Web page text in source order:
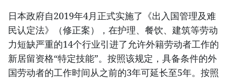
日本政府自2019年4月正式实施了《出入国管理及难
民认定法》（修正案），在护理、餐饮、建筑等劳动
力短缺严重的14个行业引进了允许外籍劳动者工作的
新居留资格“特定技能”。按照该规定，具备条件的外
国劳动者的工作时间从之前的3年可延长至5年。按照